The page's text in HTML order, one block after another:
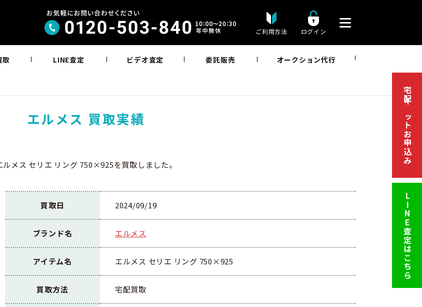
ご利用方法 ログイン
取 LINE査定 ビデオ査定 委託販売 オークション代行
宅配キットお申込み
LINE査定はこちら
エルメス 買取実績
ルメス セリエ リング 750×925を買取しました。
買取日 2024/09/19
ブランド名 エルメス
アイテム名 エルメス セリエ リング 750×925
買取方法 宅配買取